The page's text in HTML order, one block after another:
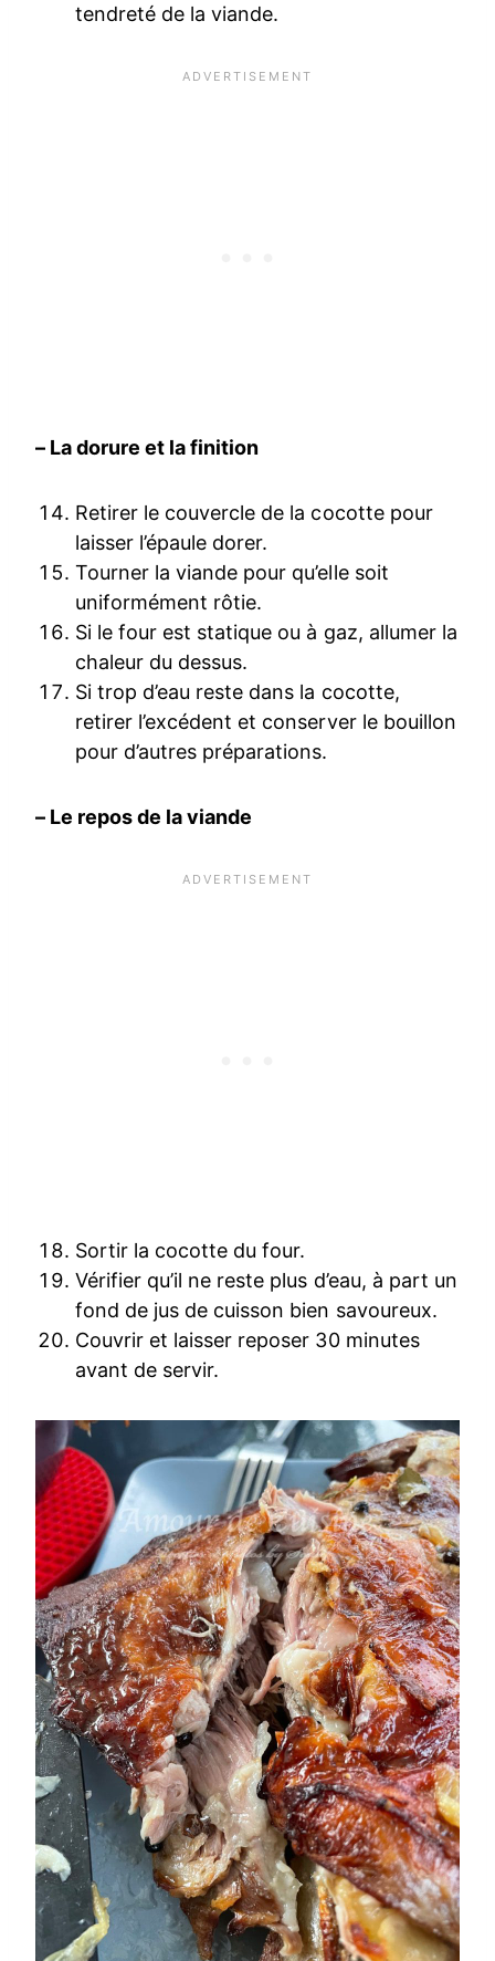
tendreté de la viande.
– La dorure et la finition
Retirer le couvercle de la cocotte pour
laisser l’épaule dorer.
Tourner la viande pour qu’elle soit
uniformément rôtie.
Si le four est statique ou à gaz, allumer la
chaleur du dessus.
Si trop d’eau reste dans la cocotte,
retirer l’excédent et conserver le bouillon
pour d’autres préparations.
– Le repos de la viande
Sortir la cocotte du four.
Vérifier qu’il ne reste plus d’eau, à part un
fond de jus de cuisson bien savoureux.
Couvrir et laisser reposer 30 minutes
avant de servir.